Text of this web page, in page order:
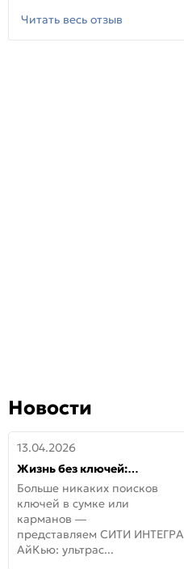
Читать весь отзыв
Новости
13.04.2026
Жизнь без ключей:
встречайте новую дверь
СИТИ ИНТЕГРА АйКью!
Больше никаких поисков
ключей в сумке или
карманов —
представляем СИТИ ИНТЕГРА
АйКью: ультрас...